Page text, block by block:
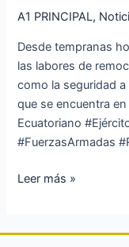
A1 PRINCIPAL,
Desde tempranas
las labores de
como la seguridad
que se encuentra
Ecuatoriano
#FuerzasArmadas
afectados
Leer más »